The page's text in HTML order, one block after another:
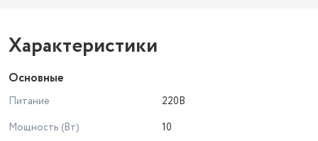
Характеристики
Основные
Питание
220В
Мощность (Вт)
10